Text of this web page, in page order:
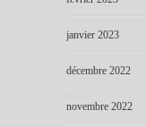
janvier 2023
décembre 2022
novembre 2022